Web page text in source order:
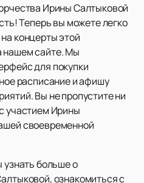
Ирины Салтыковой
Теперь вы можете легко
на концерты этой
нашем сайте. Мы
для покупки
расписание и афишу
Вы не пропустите ни
участием Ирины
своевременной
узнать больше о
ознакомиться с